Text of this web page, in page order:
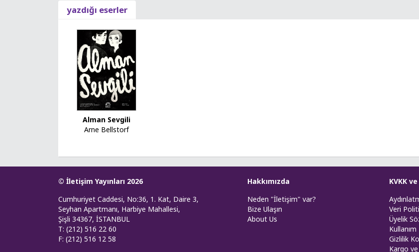
yazdığı eserler
Alman Sevgili
Arne Bellstorf
© İletişim Yayınları 2026
Cumhuriyet Caddesi, No:36, 1. Kat, Daire 3,
Seyhan Apartmanı, Harbiye Mahallesi,
Şişli 34367, İSTANBUL
T: (212) 516 22 60
F: (212) 516 12 58
Hakkımızda
Neden "İletişim" var?
Bize Ulaşın
About Us
KVKK
Veri
Üyelik
Kullanım
Gizlilik
Kargo